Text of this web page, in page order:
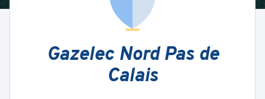
Gazelec Nord Pas de
Calais